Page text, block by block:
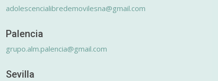
adolescencialibredemovilesna@gmail.com
Palencia
grupo.alm.palencia@gmail.com
Sevilla